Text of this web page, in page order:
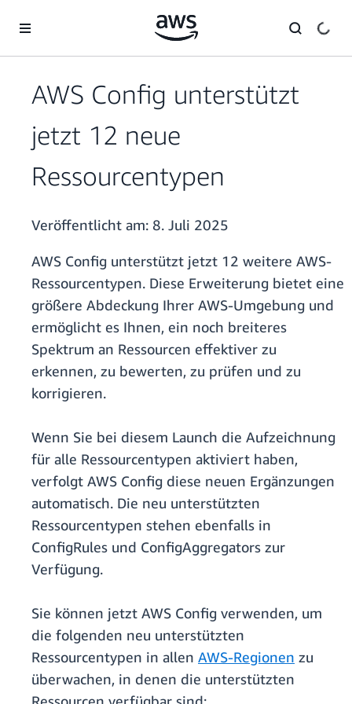
Überspringen zum Hauptinhalt
AWS Conﬁg unterstützt
jetzt 12 neue
Ressourcentypen
Veröffentlicht am: 8. Juli 2025
AWS Config unterstützt jetzt 12 weitere AWS-
Ressourcentypen. Diese Erweiterung bietet eine
größere Abdeckung Ihrer AWS-Umgebung und
ermöglicht es Ihnen, ein noch breiteres
Spektrum an Ressourcen effektiver zu
erkennen, zu bewerten, zu prüfen und zu
korrigieren.
Wenn Sie bei diesem Launch die Aufzeichnung
für alle Ressourcentypen aktiviert haben,
verfolgt AWS Config diese neuen Ergänzungen
automatisch. Die neu unterstützten
Ressourcentypen stehen ebenfalls in
ConfigRules und ConfigAggregators zur
Verfügung.
Sie können jetzt AWS Config verwenden, um
die folgenden neu unterstützten
Ressourcentypen in allen AWS-Regionen zu
überwachen, in denen die unterstützten